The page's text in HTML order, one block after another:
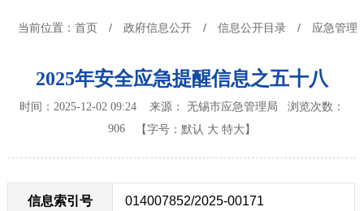
当前位置： 首页 / 政府信息公开 / 信息公开目录 / 应急管理
2025年安全应急提醒信息之五十八
时间：2025-12-02 09:24 来源： 无锡市应急管理局 浏览次数：
906
【字号：默认 大 特大 】
信息索引号 014007852/2025-00171